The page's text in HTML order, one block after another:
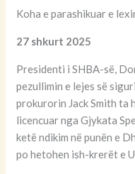
Koha e parashikuar e
27 shkurt 2025
Presidenti i SHBA-së,
pezullimin e lejes së
prokurorin Jack Smith ta
licencuar nga Gjykata
ketë ndikim në punën e
po hetohen ish-krerët e